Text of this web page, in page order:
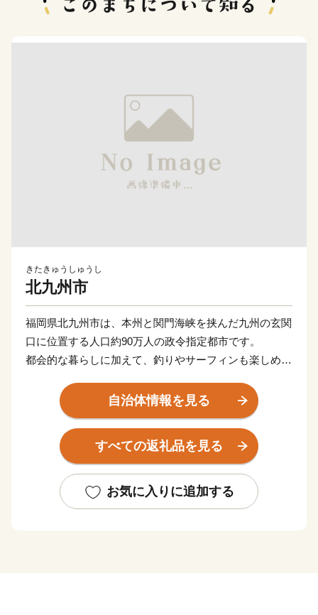
きたきゅうしゅうし
北九州市
福岡県北九州市は、本州と関門海峡を挟んだ九州の玄関
口に位置する人口約90万人の政令指定都市です。
都会的な暮らしに加えて、釣りやサーフィンも楽しめる
まれた、地方暮らしの両方を楽しめる都市です。
関門海峡ふぐ刺身・シャボン玉石けん・肉うどん・辛子
明太子など本市ならではの返礼品に加え、黒毛和牛・ウ
ナギ・カニなど全国的に人気の返礼品も豊富に揃えてい
ふるさと納税を通じて、ぜひ北九州市の魅力をご体感く
ださい！
自治体情報を見る
すべての返礼品を見る
お気に入りに追加する